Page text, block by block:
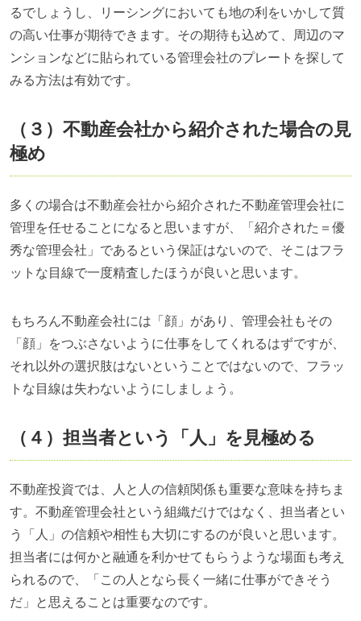
るでしょうし、リーシングにおいても地の利をいかして質
の高い仕事が期待できます。その期待も込めて、周辺のマ
ンションなどに貼られている管理会社のプレートを探して
みる方法は有効です。
（３）不動産会社から紹介された場合の見
極め
多くの場合は不動産会社から紹介された不動産管理会社に
管理を任せることになると思いますが、「紹介された＝優
秀な管理会社」であるという保証はないので、そこはフラ
ットな目線で一度精査したほうが良いと思います。
もちろん不動産会社には「顔」があり、管理会社もその
「顔」をつぶさないように仕事をしてくれるはずですが、
それ以外の選択肢はないということではないので、フラッ
トな目線は失わないようにしましょう。
（４）担当者という「人」を見極める
不動産投資では、人と人の信頼関係も重要な意味を持ちま
す。不動産管理会社という組織だけではなく、担当者とい
う「人」の信頼や相性も大切にするのが良いと思います。
担当者には何かと融通を利かせてもらうような場面も考え
られるので、「この人となら長く一緒に仕事ができそう
だ」と思えることは重要なのです。